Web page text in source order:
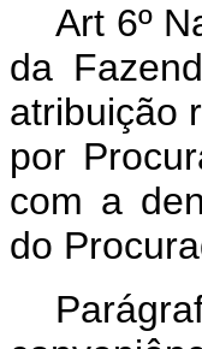
Art 6º
da
atribuição
por
com a
do